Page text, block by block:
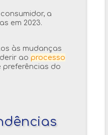
a
em 2023.
às mudanças
ao processo
do